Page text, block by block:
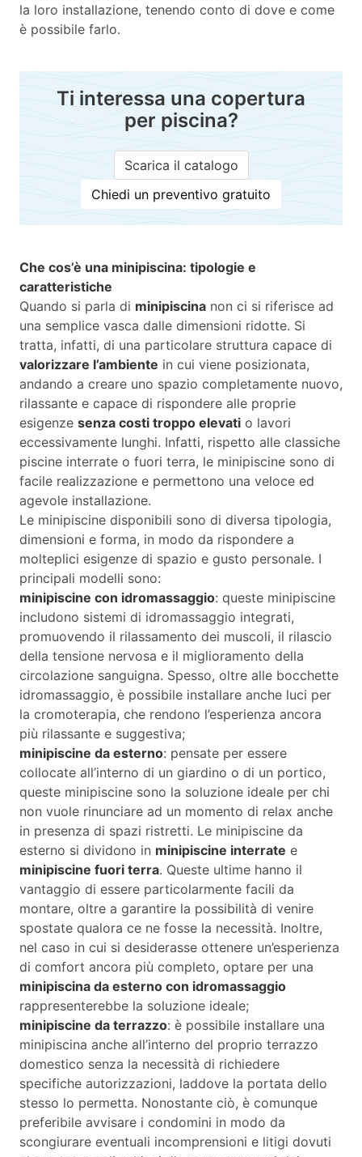
la loro installazione, tenendo conto di dove e come
è possibile farlo.
Ti interessa una copertura
per piscina?
Scarica il catalogo
Chiedi un preventivo gratuito
Che cos’è una minipiscina: tipologie e
caratteristiche
Quando si parla di minipiscina non ci si riferisce ad
una semplice vasca dalle dimensioni ridotte. Si
tratta, infatti, di una particolare struttura capace di
valorizzare l’ambiente in cui viene posizionata,
andando a creare uno spazio completamente nuovo,
rilassante e capace di rispondere alle proprie
esigenze senza costi troppo elevati o lavori
eccessivamente lunghi. Infatti, rispetto alle classiche
piscine interrate o fuori terra, le minipiscine sono di
facile realizzazione e permettono una veloce ed
agevole installazione.
Le minipiscine disponibili sono di diversa tipologia,
dimensioni e forma, in modo da rispondere a
molteplici esigenze di spazio e gusto personale. I
principali modelli sono:
minipiscine con idromassaggio: queste minipiscine
includono sistemi di idromassaggio integrati,
promuovendo il rilassamento dei muscoli, il rilascio
della tensione nervosa e il miglioramento della
circolazione sanguigna. Spesso, oltre alle bocchette
idromassaggio, è possibile installare anche luci per
la cromoterapia, che rendono l’esperienza ancora
più rilassante e suggestiva;
minipiscine da esterno: pensate per essere
collocate all’interno di un giardino o di un portico,
queste minipiscine sono la soluzione ideale per chi
non vuole rinunciare ad un momento di relax anche
in presenza di spazi ristretti. Le minipiscine da
esterno si dividono in minipiscine interrate e
minipiscine fuori terra. Queste ultime hanno il
vantaggio di essere particolarmente facili da
montare, oltre a garantire la possibilità di venire
spostate qualora ce ne fosse la necessità. Inoltre,
nel caso in cui si desiderasse ottenere un’esperienza
di comfort ancora più completo, optare per una
minipiscina da esterno con idromassaggio
rappresenterebbe la soluzione ideale;
minipiscine da terrazzo: è possibile installare una
minipiscina anche all’interno del proprio terrazzo
domestico senza la necessità di richiedere
specifiche autorizzazioni, laddove la portata dello
stesso lo permetta. Nonostante ciò, è comunque
preferibile avvisare i condomini in modo da
scongiurare eventuali incomprensioni e litigi dovuti